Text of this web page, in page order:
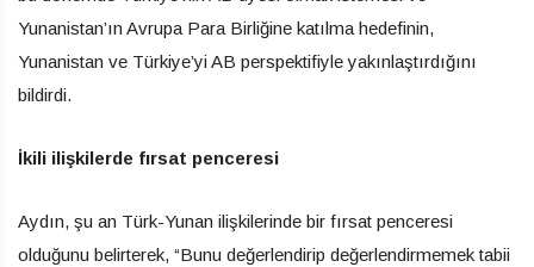
Yunanistan’ın Avrupa Para Birliğine katılma hedefinin,
Yunanistan ve Türkiye’yi AB perspektifiyle yakınlaştırdığını
bildirdi.
İkili ilişkilerde fırsat penceresi
Aydın, şu an Türk-Yunan ilişkilerinde bir fırsat penceresi
olduğunu belirterek, “Bunu değerlendirip değerlendirmemek tabii